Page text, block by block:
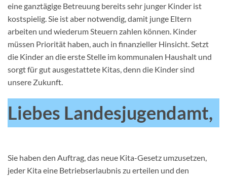
eine ganztägige Betreuung bereits sehr junger Kinder ist
kostspielig. Sie ist aber notwendig, damit junge Eltern
arbeiten und wiederum Steuern zahlen können. Kinder
müssen Priorität haben, auch in finanzieller Hinsicht. Setzt
die Kinder an die erste Stelle im kommunalen Haushalt und
sorgt für gut ausgestattete Kitas, denn die Kinder sind
unsere Zukunft.
Liebes Landesjugendamt,
Sie haben den Auftrag, das neue Kita-Gesetz umzusetzen,
jeder Kita eine Betriebserlaubnis zu erteilen und den